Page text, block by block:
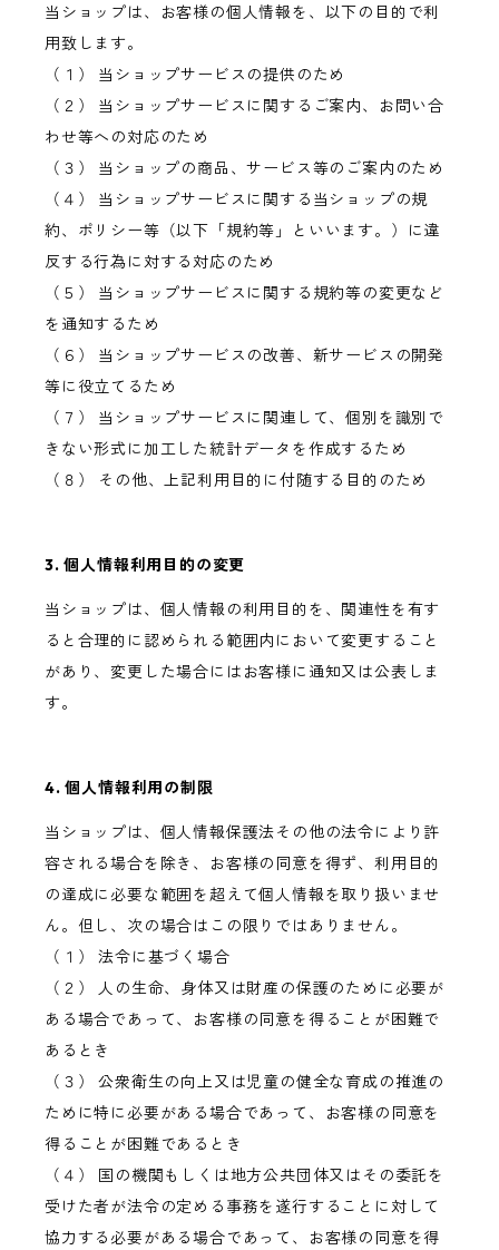
当ショップは、お客様の個人情報を、以下の目的で利
用致します。
（１） 当ショップサービスの提供のため
（２） 当ショップサービスに関するご案内、お問い合
わせ等への対応のため
（３） 当ショップの商品、サービス等のご案内のため
（４） 当ショップサービスに関する当ショップの規
約、ポリシー等（以下「規約等」といいます。）に違
反する行為に対する対応のため
（５） 当ショップサービスに関する規約等の変更など
を通知するため
（６） 当ショップサービスの改善、新サービスの開発
等に役立てるため
（７） 当ショップサービスに関連して、個別を識別で
きない形式に加工した統計データを作成するため
（８） その他、上記利用目的に付随する目的のため
3. 個人情報利用目的の変更
当ショップは、個人情報の利用目的を、関連性を有す
ると合理的に認められる範囲内において変更すること
があり、変更した場合にはお客様に通知又は公表しま
す。
4. 個人情報利用の制限
当ショップは、個人情報保護法その他の法令により許
容される場合を除き、お客様の同意を得ず、利用目的
の達成に必要な範囲を超えて個人情報を取り扱いませ
ん。但し、次の場合はこの限りではありません。
（１） 法令に基づく場合
（２） 人の生命、身体又は財産の保護のために必要が
ある場合であって、お客様の同意を得ることが困難で
あるとき
（３） 公衆衛生の向上又は児童の健全な育成の推進の
ために特に必要がある場合であって、お客様の同意を
得ることが困難であるとき
（４） 国の機関もしくは地方公共団体又はその委託を
受けた者が法令の定める事務を遂行することに対して
協力する必要がある場合であって、お客様の同意を得